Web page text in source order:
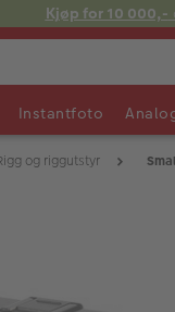
Kjøp for 10 000,-
Instantfoto
og riggutstyr